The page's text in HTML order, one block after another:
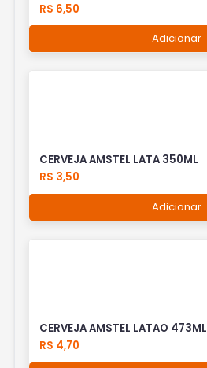
R$ 6,50
Adicionar
CERVEJA AMSTEL LATA 350ML
R$ 3,50
Adicionar
CERVEJA AMSTEL LATAO 473ML
R$ 4,70